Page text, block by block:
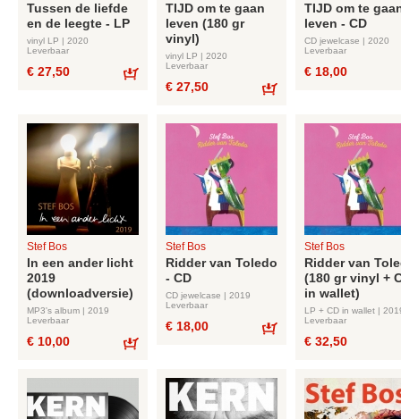
Tussen de liefde
en de leegte - LP
vinyl LP | 2020
Leverbaar
€ 27,50
TIJD om te gaan
leven (180 gr
vinyl)
vinyl LP | 2020
Leverbaar
€ 27,50
TIJD om te
leven - CD
CD jewelcase | 2020
Leverbaar
€ 18,00
Stef Bos
In een ander licht
2019
(downloadversie)
MP3's album | 2019
Leverbaar
€ 10,00
Stef Bos
Ridder van Toledo
- CD
CD jewelcase | 2019
Leverbaar
€ 18,00
Stef Bos
Ridder van
(180 gr vinyl +
in wallet)
LP + CD in wallet |
Leverbaar
€ 32,50